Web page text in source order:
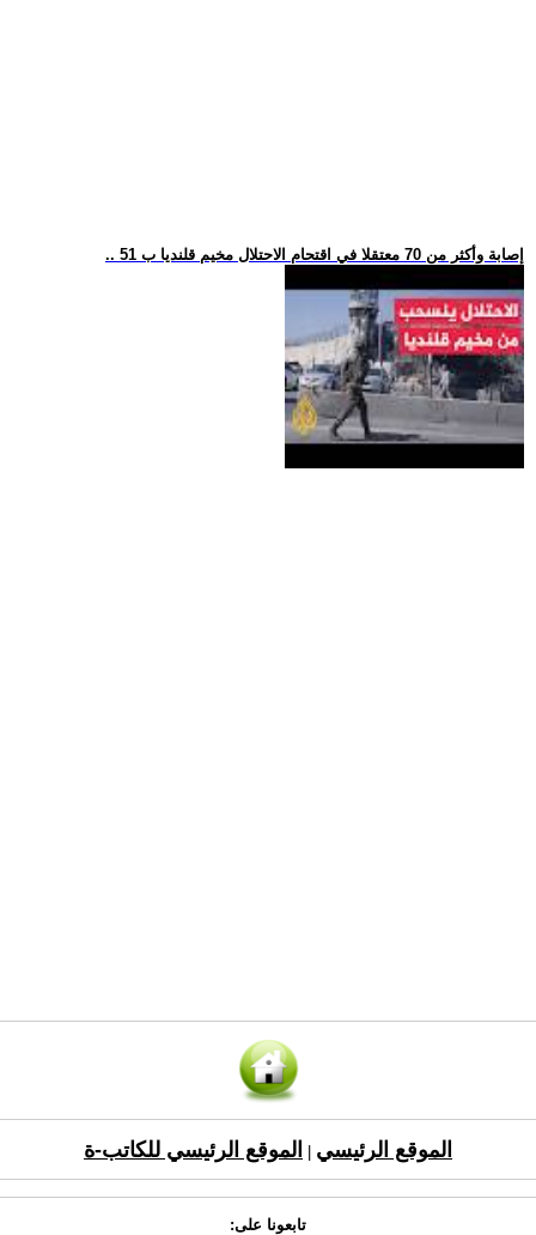
.. 51 إصابة وأكثر من 70 معتقلا في اقتحام الاحتلال مخيم قلنديا ب
الموقع الرئيسي الموقع الرئيسي للكاتب-ة
تابعونا على: